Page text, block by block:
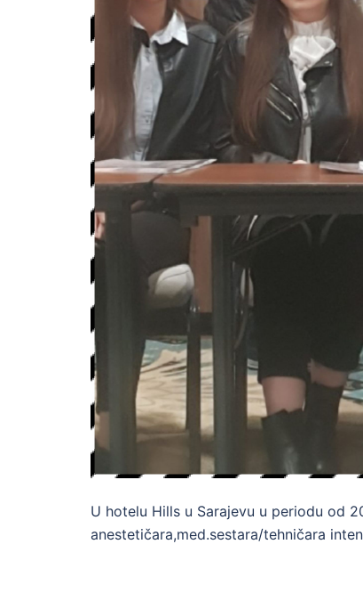
U hotelu Hills u Sarajevu u periodu od
anestetičara,med.sestara/tehničara